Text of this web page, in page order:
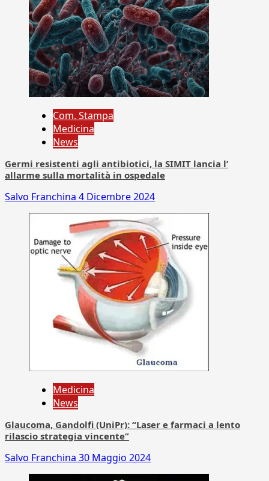
Com. Stampa
Medicina
News
Germi resistenti agli antibiotici, la SIMIT lancia l’
allarme sulla mortalità in ospedale
Salvo Franchina 4 Dicembre 2024
Medicina
News
Glaucoma, Gandolfi (UniPr): “Laser e farmaci a lento
rilascio strategia vincente”
Salvo Franchina 30 Maggio 2024